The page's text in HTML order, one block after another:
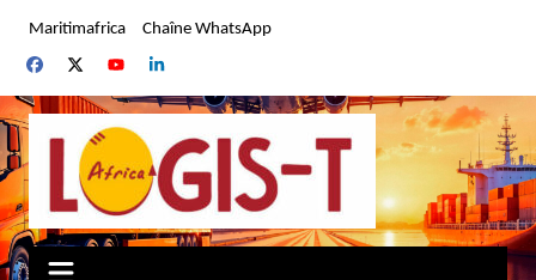
contenu
Maritimafrica Chaîne WhatsApp